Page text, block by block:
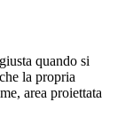
quando si
la propria
area proiettata